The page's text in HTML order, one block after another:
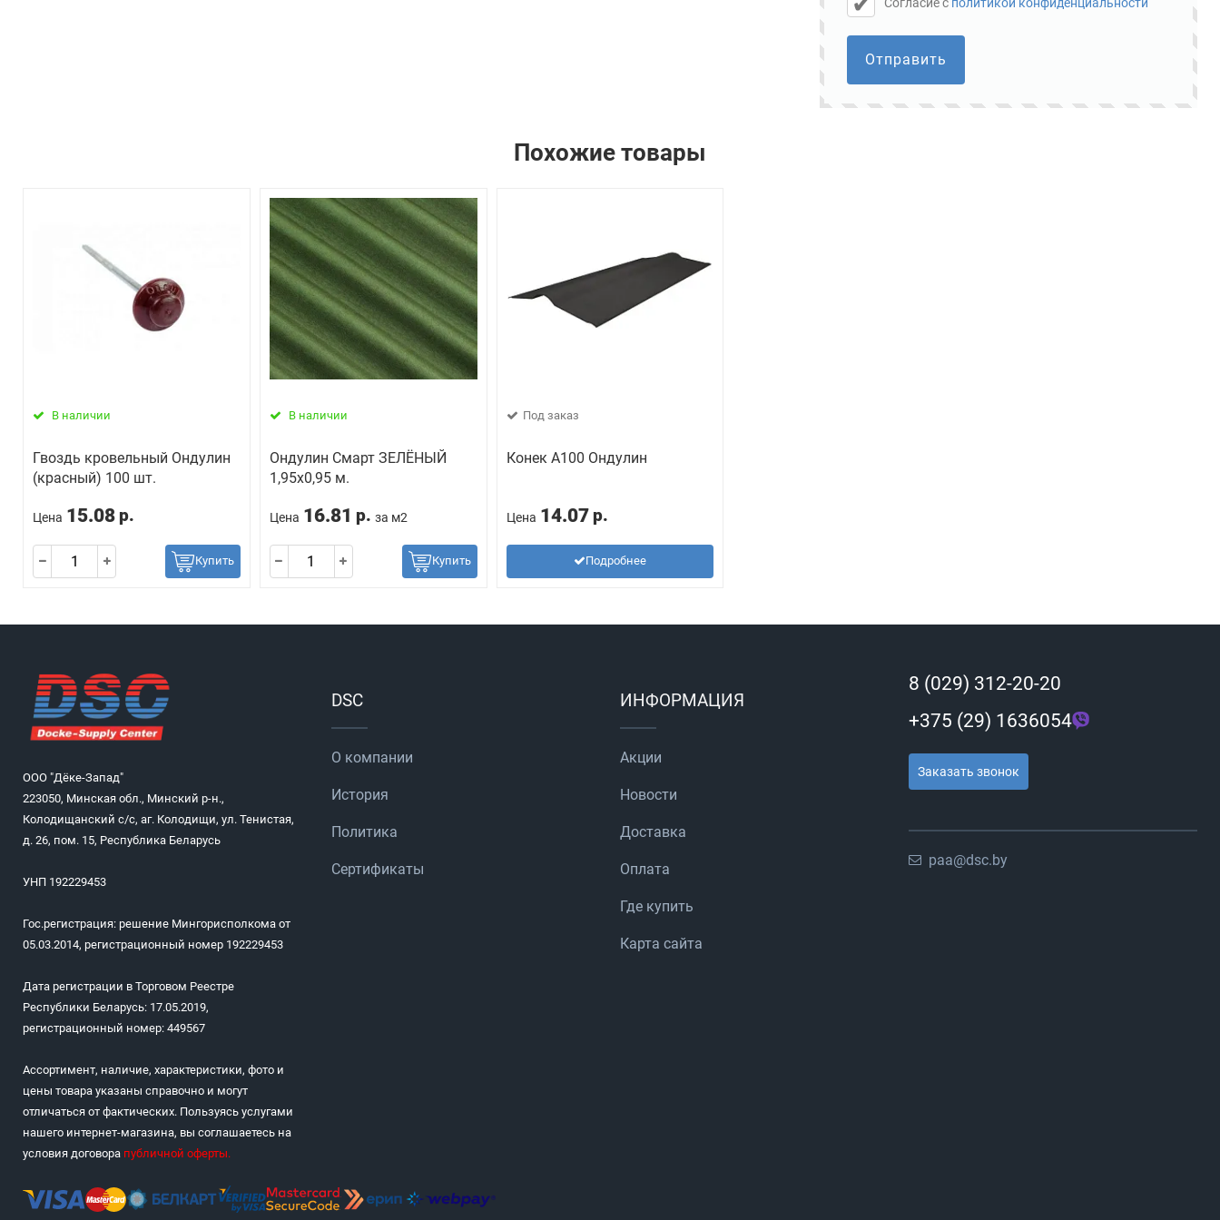
Cогласие с политикой конфиденциальности
Отправить
Похожие товары
В наличии
Гвоздь кровельный Ондулин
(красный) 100 шт.
Цена 15.08 р.
Купить
В наличии
Ондулин Смарт ЗЕЛЁНЫЙ
1,95х0,95 м.
Цена 16.81 р. за м2
Купить
Под заказ
Конек А100 Ондулин
Цена 14.07 р.
Подробнее
ООО "Дёке-Запад"
223050, Минская обл., Минский р-н.,
Колодищанский с/с, аг. Колодищи, ул. Тенистая,
д. 26, пом. 15, Республика Беларусь
УНП 192229453
Гос.регистрация: решение Мингорисполкома от
05.03.2014, регистрационный номер 192229453
Дата регистрации в Торговом Реестре
Республики Беларусь: 17.05.2019,
регистрационный номер: 449567
Ассортимент, наличие, характеристики, фото и
цены товара указаны справочно и могут
отличаться от фактических. Пользуясь услугами
нашего интернет-магазина, вы соглашаетесь на
условия договора публичной оферты.
DSC
О компании
История
Политика
Сертификаты
ИНФОРМАЦИЯ
Акции
Новости
Доставка
Оплата
Где купить
Карта сайта
8 (029) 312-20-20
+375 (29) 1636054
Заказать звонок
paa@dsc.by